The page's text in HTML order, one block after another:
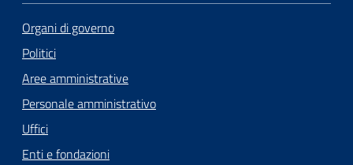
Organi di governo
Politici
Aree amministrative
Personale amministrativo
Uffici
Enti e fondazioni